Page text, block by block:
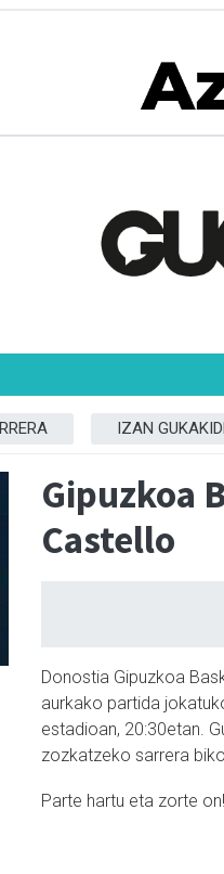
IZAN
Gipuzkoa
Castello
Donostia Gipuzkoa
aurkako partida
estadioan, 20:30etan.
zozkatzeko sarrera
Parte hartu eta zorte on!